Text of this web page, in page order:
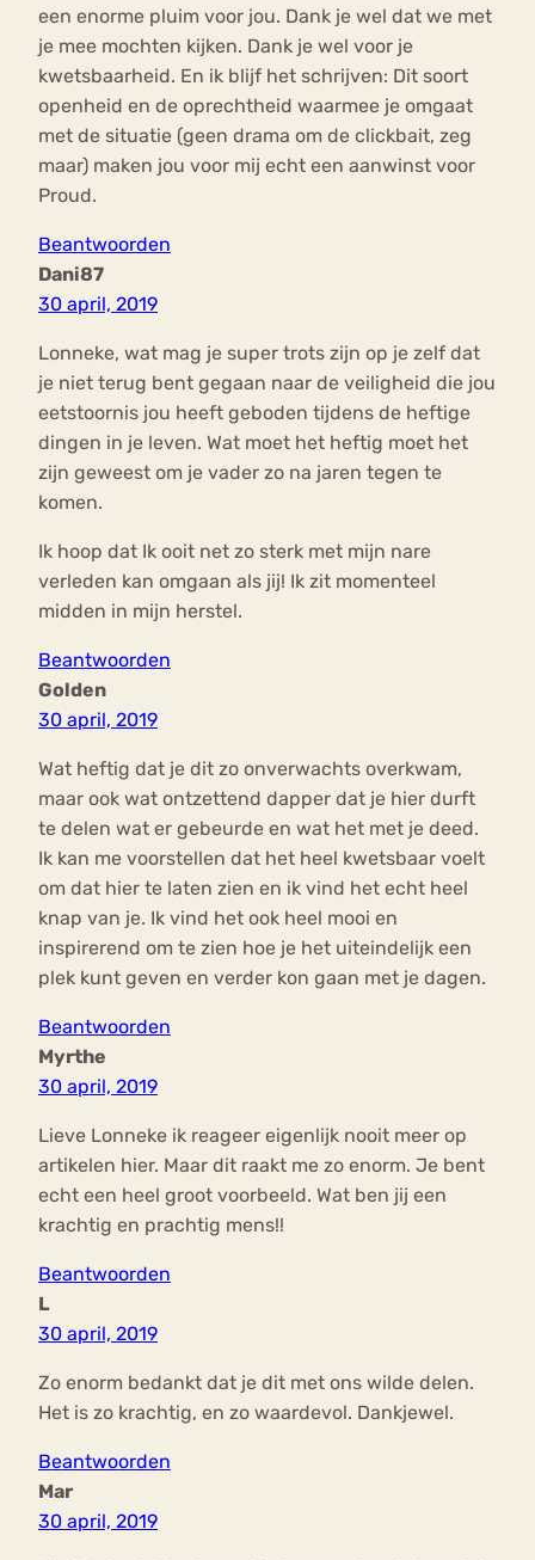
een enorme pluim voor jou. Dank je wel dat we met
je mee mochten kijken. Dank je wel voor je
kwetsbaarheid. En ik blijf het schrijven: Dit soort
openheid en de oprechtheid waarmee je omgaat
met de situatie (geen drama om de clickbait, zeg
maar) maken jou voor mij echt een aanwinst voor
Proud.
Beantwoorden
Dani87
30 april, 2019
Lonneke, wat mag je super trots zijn op je zelf dat
je niet terug bent gegaan naar de veiligheid die jou
eetstoornis jou heeft geboden tijdens de heftige
dingen in je leven. Wat moet het heftig moet het
zijn geweest om je vader zo na jaren tegen te
komen.
Ik hoop dat Ik ooit net zo sterk met mijn nare
verleden kan omgaan als jij! Ik zit momenteel
midden in mijn herstel.
Beantwoorden
Golden
30 april, 2019
Wat heftig dat je dit zo onverwachts overkwam,
maar ook wat ontzettend dapper dat je hier durft
te delen wat er gebeurde en wat het met je deed.
Ik kan me voorstellen dat het heel kwetsbaar voelt
om dat hier te laten zien en ik vind het echt heel
knap van je. Ik vind het ook heel mooi en
inspirerend om te zien hoe je het uiteindelijk een
plek kunt geven en verder kon gaan met je dagen.
Beantwoorden
Myrthe
30 april, 2019
Lieve Lonneke ik reageer eigenlijk nooit meer op
artikelen hier. Maar dit raakt me zo enorm. Je bent
echt een heel groot voorbeeld. Wat ben jij een
krachtig en prachtig mens!!
Beantwoorden
L
30 april, 2019
Zo enorm bedankt dat je dit met ons wilde delen.
Het is zo krachtig, en zo waardevol. Dankjewel.
Beantwoorden
Mar
30 april, 2019